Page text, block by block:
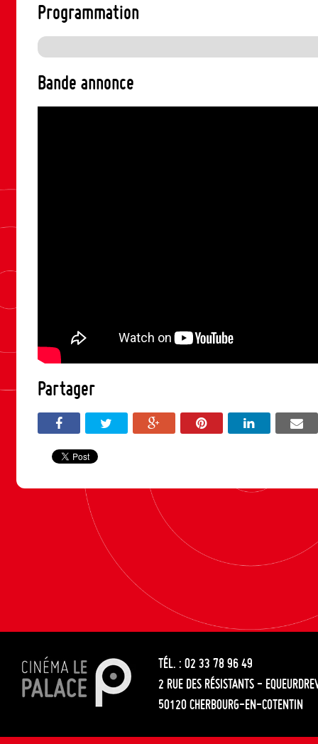
Programmation
Bande annonce
Partager
TÉL. : 02 33 78 96 49
2 RUE DES RÉSISTANTS -
50120 CHERBOURG-EN-COTENTIN